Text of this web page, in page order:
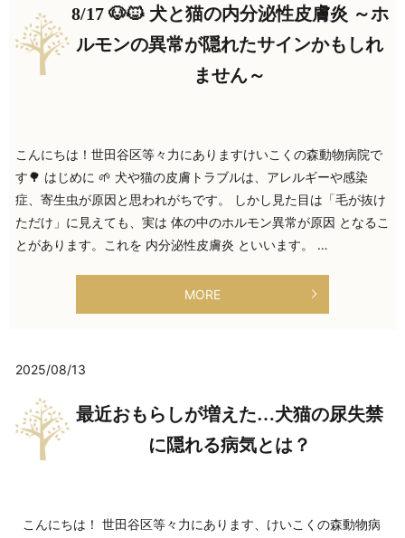
8/17 🐶🐱 犬と猫の内分泌性皮膚炎 ～ホ
ルモンの異常が隠れたサインかもしれ
ません～
こんにちは！世田谷区等々力にありますけいこくの森動物病院で
す🌳 はじめに 🌱 犬や猫の皮膚トラブルは、アレルギーや感染
症、寄生虫が原因と思われがちです。 しかし見た目は「毛が抜け
ただけ」に見えても、実は 体の中のホルモン異常が原因 となるこ
とがあります。これを 内分泌性皮膚炎 といいます。 …
MORE
2025/08/13
最近おもらしが増えた…犬猫の尿失禁
に隠れる病気とは？
こんにちは！ 世田谷区等々力にあります、けいこくの森動物病